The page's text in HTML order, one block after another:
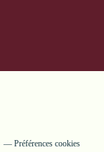
Préférences cookies